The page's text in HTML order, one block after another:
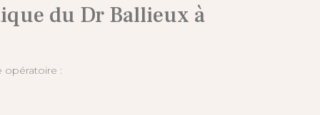
du Dr Ballieux à
opératoire :